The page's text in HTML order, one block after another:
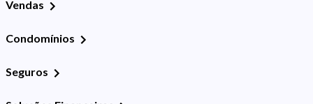
Vendas
Condomínios
Seguros